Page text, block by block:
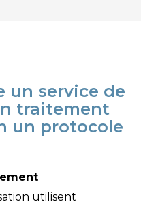
un service de
traitement
un protocole
utilisent